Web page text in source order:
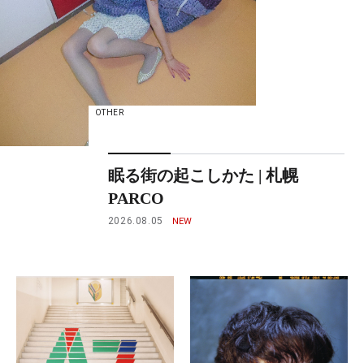
OTHER
眠る街の起こしかた | 札幌
PARCO
2026.08.05